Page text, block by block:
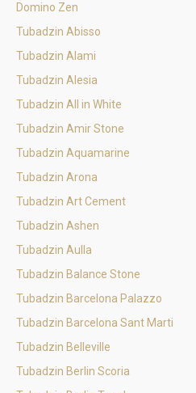
Domino Zen
Tubadzin Abisso
Tubadzin Alami
Tubadzin Alesia
Tubadzin All in White
Tubadzin Amir Stone
Tubadzin Aquamarine
Tubadzin Arona
Tubadzin Art Cement
Tubadzin Ashen
Tubadzin Aulla
Tubadzin Balance Stone
Tubadzin Barcelona Palazzo
Tubadzin Barcelona Sant Marti
Tubadzin Belleville
Tubadzin Berlin Scoria